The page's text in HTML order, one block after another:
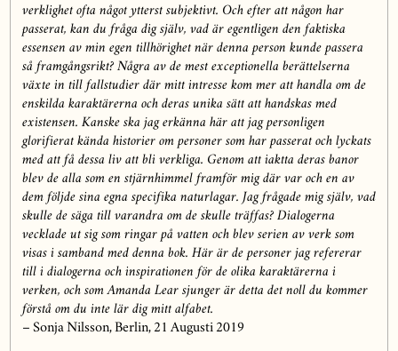
verklighet ofta något ytterst subjektivt. Och efter att någon har
passerat, kan du fråga dig själv, vad är egentligen den faktiska
essensen av min egen tillhörighet när denna person kunde passera
så framgångsrikt? Några av de mest exceptionella berättelserna
växte in till fallstudier där mitt intresse kom mer att handla om de
enskilda karaktärerna och deras unika sätt att handskas med
existensen. Kanske ska jag erkänna här att jag personligen
glorifierat kända historier om personer som har passerat och lyckats
med att få dessa liv att bli verkliga. Genom att iaktta deras banor
blev de alla som en stjärnhimmel framför mig där var och en av
dem följde sina egna specifika naturlagar. Jag frågade mig själv, vad
skulle de säga till varandra om de skulle träffas? Dialogerna
vecklade ut sig som ringar på vatten och blev serien av verk som
visas i samband med denna bok. Här är de personer jag refererar
till i dialogerna och inspirationen för de olika karaktärerna i
verken, och som Amanda Lear sjunger är detta det noll du kommer
förstå om du inte lär dig mitt alfabet.
– Sonja Nilsson, Berlin, 21 Augusti 2019